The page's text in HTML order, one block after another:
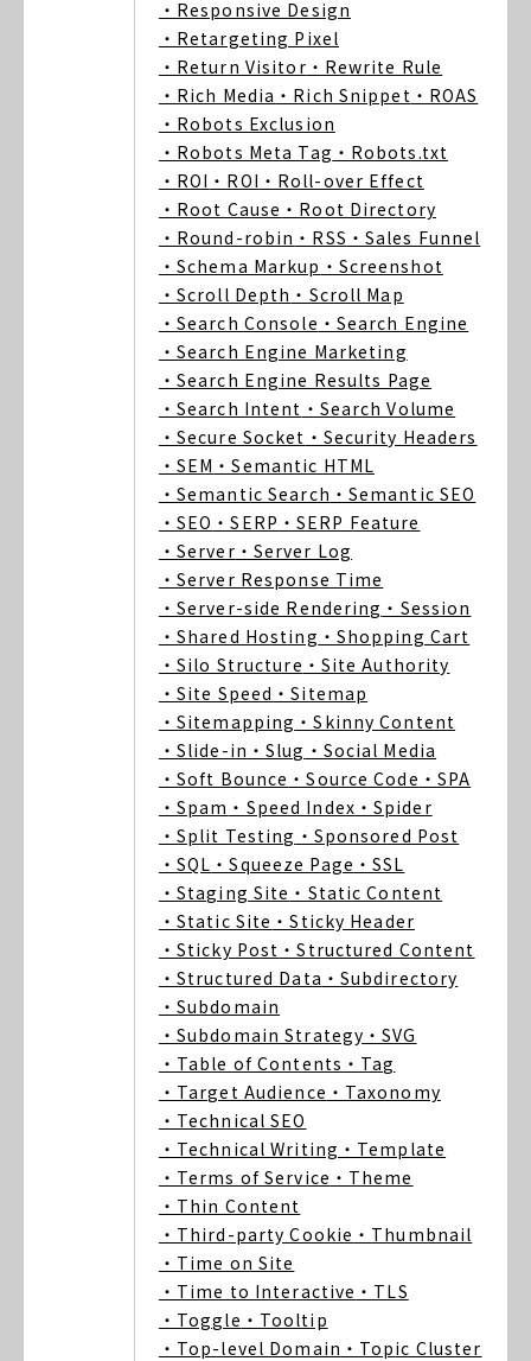
・Responsive Design
・Retargeting Pixel
・Return Visitor ・Rewrite Rule
・Rich Media ・Rich Snippet ・ROAS
・Robots Exclusion
・Robots Meta Tag ・Robots.txt
・ROI ・ROI ・Roll-over Effect
・Root Cause ・Root Directory
・Round-robin ・RSS ・Sales Funnel
・Schema Markup ・Screenshot
・Scroll Depth ・Scroll Map
・Search Console ・Search Engine
・Search Engine Marketing
・Search Engine Results Page
・Search Intent ・Search Volume
・Secure Socket ・Security Headers
・SEM ・Semantic HTML
・Semantic Search ・Semantic SEO
・SEO ・SERP ・SERP Feature
・Server ・Server Log
・Server Response Time
・Server-side Rendering ・Session
・Shared Hosting ・Shopping Cart
・Silo Structure ・Site Authority
・Site Speed ・Sitemap
・Sitemapping ・Skinny Content
・Slide-in ・Slug ・Social Media
・Soft Bounce ・Source Code ・SPA
・Spam ・Speed Index ・Spider
・Split Testing ・Sponsored Post
・SQL ・Squeeze Page ・SSL
・Staging Site ・Static Content
・Static Site ・Sticky Header
・Sticky Post ・Structured Content
・Structured Data ・Subdirectory
・Subdomain
・Subdomain Strategy ・SVG
・Table of Contents ・Tag
・Target Audience ・Taxonomy
・Technical SEO
・Technical Writing ・Template
・Terms of Service ・Theme
・Thin Content
・Third-party Cookie ・Thumbnail
・Time on Site
・Time to Interactive ・TLS
・Toggle ・Tooltip
・Top-level Domain ・Topic Cluster